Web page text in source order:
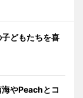
どもたちを喜
やPeachとコ